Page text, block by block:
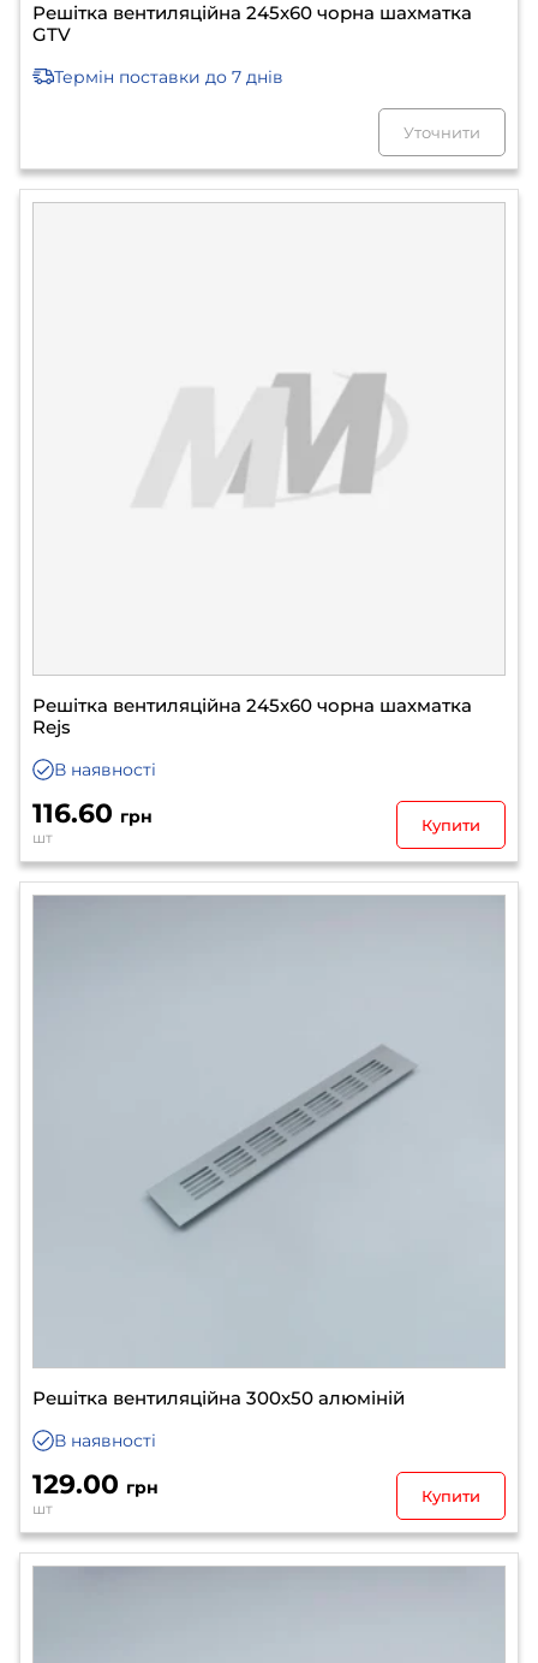
Решітка вентиляційна 245x60 чорна шахматка
GTV
Термін поставки до 7 днів
Уточнити
Решітка вентиляційна 245x60 чорна шахматка
Rejs
В наявності
116.60 грн
шт
Купити
Решітка вентиляційна 300х50 алюміній
В наявності
129.00 грн
шт
Купити